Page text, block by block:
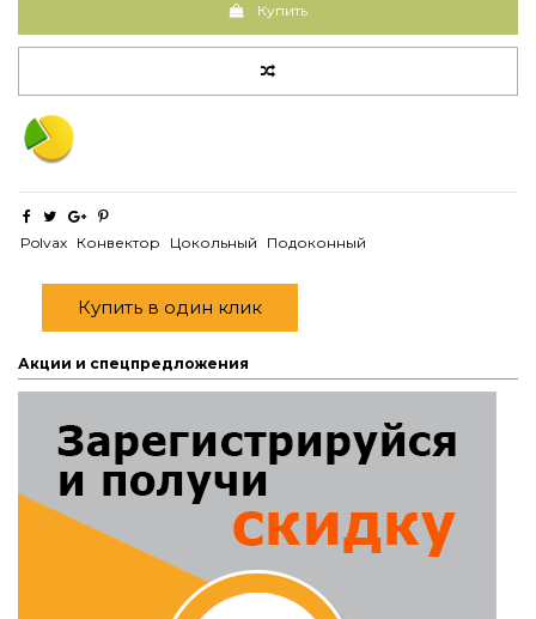
Купить
Polvax Конвектор Цокольный Подоконный
Купить в один клик
Акции и спецпредложения